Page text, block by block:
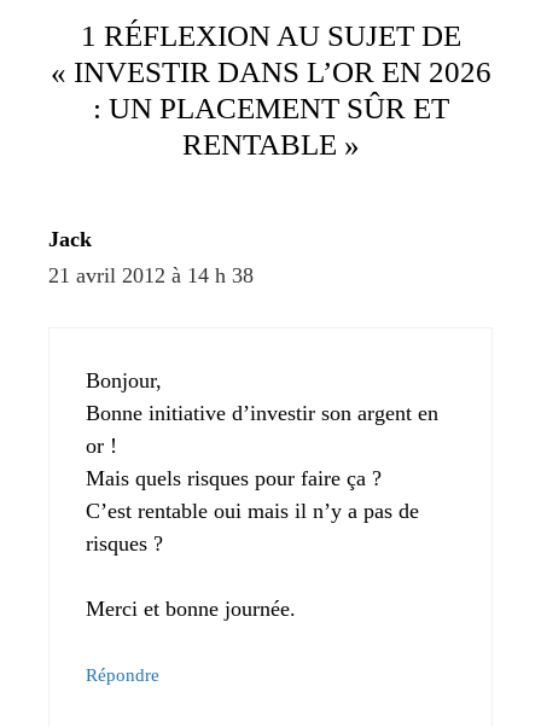
1 RÉFLEXION AU SUJET DE
« INVESTIR DANS L’OR EN 2026
: UN PLACEMENT SÛR ET
RENTABLE »
Jack
21 avril 2012 à 14 h 38
Bonjour,
Bonne initiative d’investir son argent en
or !
Mais quels risques pour faire ça ?
C’est rentable oui mais il n’y a pas de
risques ?
Merci et bonne journée.
Répondre